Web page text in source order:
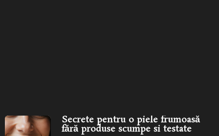
Secrete pentru o piele frumoasă
fără produse scumpe si testate